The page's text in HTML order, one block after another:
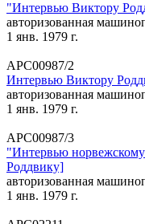
"Интервью Виктору
авторизованная
1 янв. 1979 г.
АРС00987/2
Интервью Виктору
авторизованная
1 янв. 1979 г.
АРС00987/3
"Интервью
Роддвику]
авторизованная
1 янв. 1979 г.